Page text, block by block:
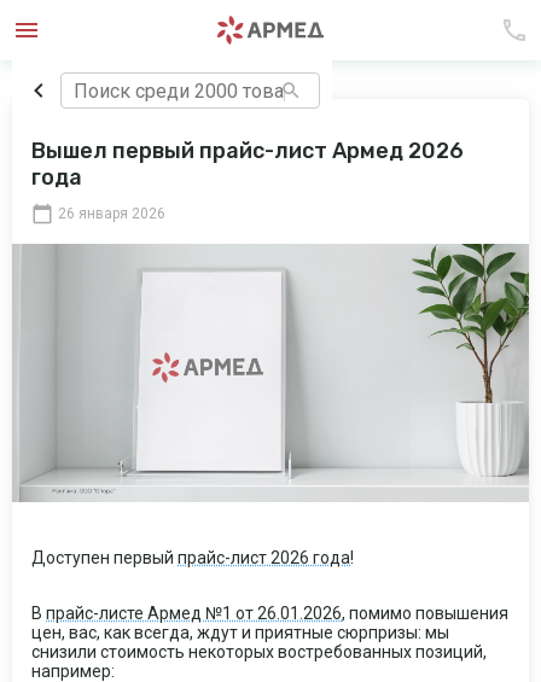
Вышел первый прайс-лист Армед 2026
года
26 января 2026
Доступен первый прайс-лист 2026 года!
В прайс-листе Армед №1 от 26.01.2026, помимо повышения
цен, вас, как всегда, ждут и приятные сюрпризы: мы
снизили стоимость некоторых востребованных позиций,
например: